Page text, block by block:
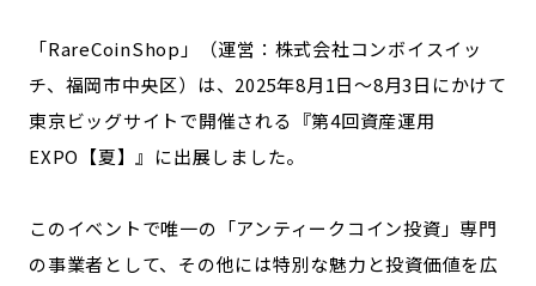
沖縄エリア
カテゴリから探す
「RareCoinShop」（運営：株式会社コンボイスイッ
チ、福岡市中央区）は、2025年8月1日～8月3日にかけて
東京ビッグサイトで開催される『第4回資産運用
EXPO【夏】』に出展しました。
このイベントで唯一の「アンティークコイン投資」専門
の事業者として、その他には特別な魅力と投資価値を広